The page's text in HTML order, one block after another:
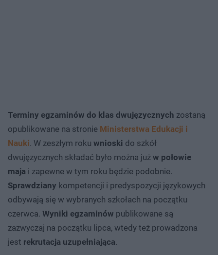
Terminy egzaminów do klas dwujęzycznych zostaną
opublikowane na stronie Ministerstwa Edukacji i
Nauki. W zeszłym roku wnioski do szkół
dwujęzycznych składać było można już w połowie
maja i zapewne w tym roku będzie podobnie.
Sprawdziany kompetencji i predyspozycji językowych
odbywają się w wybranych szkołach na początku
czerwca. Wyniki egzaminów publikowane są
zazwyczaj na początku lipca, wtedy też prowadzona
jest rekrutacja uzupełniająca.